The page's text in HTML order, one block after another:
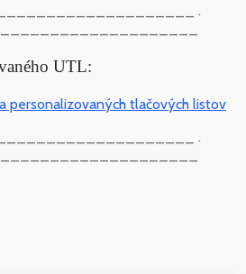
.
UTL:
personalizovaných tlačových listov
.